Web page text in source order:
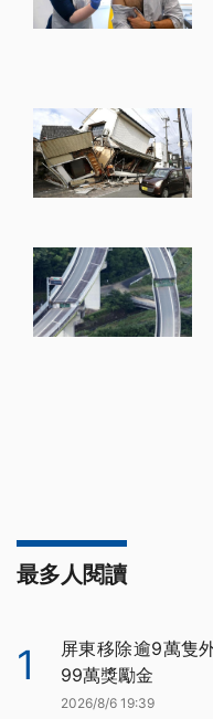
最多人閱讀
1
屏東移除逾9萬隻
99萬獎勵金
2026/8/6 19:39